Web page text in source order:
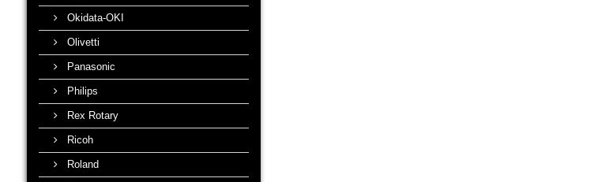
Okidata-OKI
Olivetti
Panasonic
Philips
Rex Rotary
Ricoh
Roland